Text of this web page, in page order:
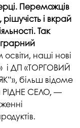
Переможців
і вкрай
Так
наші нові
і ДП «ТОРГОВИЙ
більш відоме
РІДНЕ СЕЛО, —